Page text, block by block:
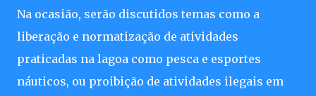
Na ocasião, serão discutidos temas como a
liberação e normatização de atividades
praticadas na lagoa como pesca e esportes
náuticos, ou proibição de atividades ilegais em